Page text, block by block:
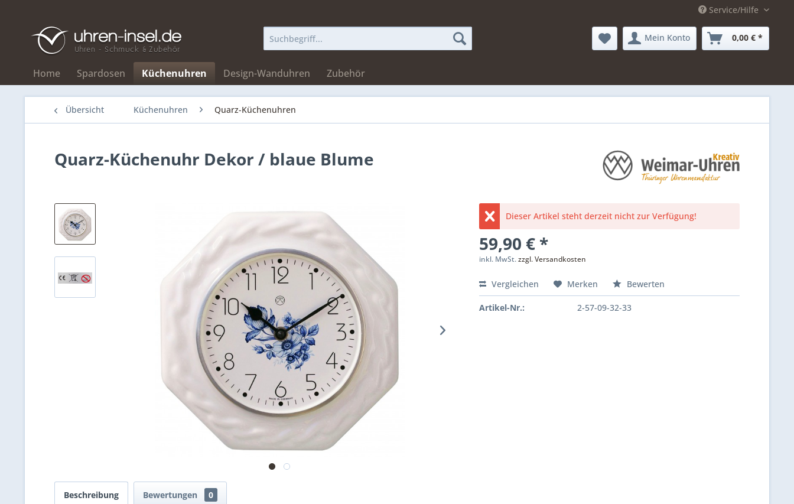
Service/Hilfe
Mein Konto 0,00 € *
Home Spardosen Küchenuhren Design-Wanduhren Zubehör
Übersicht Küchenuhren Quarz-Küchenuhren
Quarz-Küchenuhr Dekor / blaue Blume
Dieser Artikel steht derzeit nicht zur Verfügung!
59,90 € *
inkl. MwSt.zzgl. Versandkosten
Vergleichen Merken Bewerten
Artikel-Nr.: 2-57-09-32-33
Beschreibung Bewertungen 0